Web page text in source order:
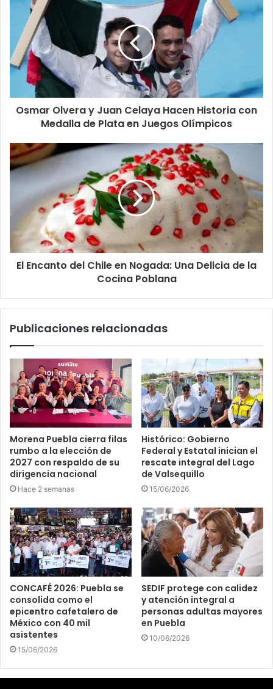
Osmar Olvera y Juan Celaya Hacen Historia con
Medalla de Plata en Juegos Olímpicos
El Encanto del Chile en Nogada: Una Delicia de la
Cocina Poblana
Publicaciones relacionadas
Morena Puebla cierra filas
rumbo a la elección de
2027 con respaldo de su
dirigencia nacional
Hace 2 semanas
Histórico: Gobierno
Federal y Estatal inician el
rescate integral del Lago
de Valsequillo
15/06/2026
CONCAFÉ 2026: Puebla se
consolida como el
epicentro cafetalero de
México con 40 mil
asistentes
15/06/2026
SEDIF protege con calidez
y atención integral a
personas adultas mayores
en Puebla
10/06/2026